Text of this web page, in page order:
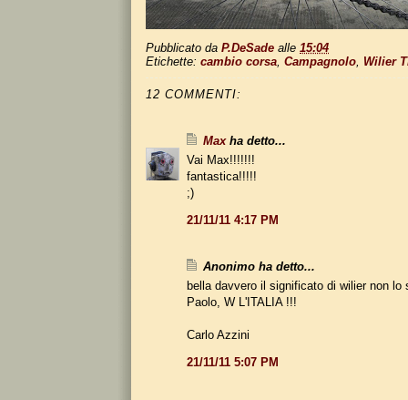
Pubblicato da P.DeSade alle 15:04
Etichette: cambio corsa Campagnolo Wilier
12 COMMENTI:
Maxha detto...
Vai Max!!!!!!!
fantastica!!!!!
;)
21/11/11 4:17 PM
Anonimo ha detto...
bella davvero il significato di wilier non lo
Paolo, W L'ITALIA !!!
Carlo Azzini
21/11/11 5:07 PM